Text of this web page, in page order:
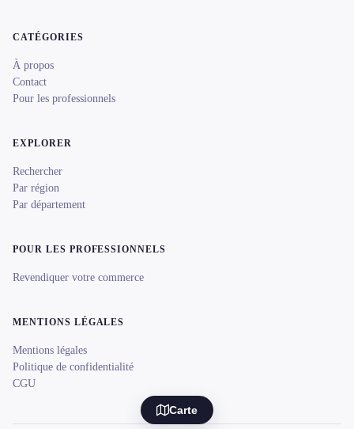
Carte
CATÉGORIES
À propos
Contact
Pour les professionnels
EXPLORER
Rechercher
Par région
Par département
POUR LES PROFESSIONNELS
Revendiquer votre commerce
MENTIONS LÉGALES
Mentions légales
Politique de confidentialité
CGU